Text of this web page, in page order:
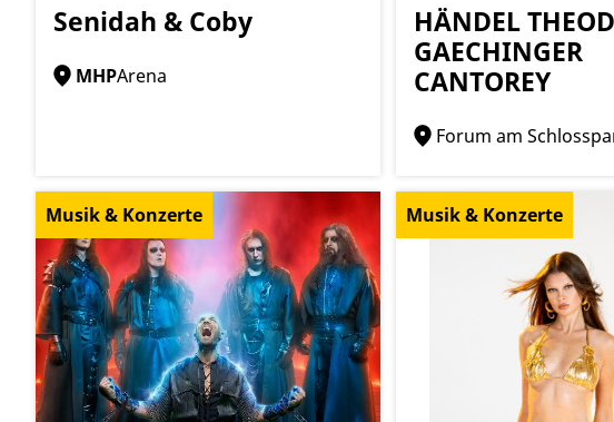
Senidah & Coby
MHPArena
HÄNDEL
GAECHINGER
CANTOREY
Forum am
Musik & Konzerte Musik & Konzerte